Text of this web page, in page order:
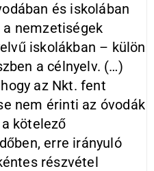
és iskolában
a nemzetiségek
iskolákban – külön
a célnyelv. (…)
az Nkt. fent
nem érinti az óvodák
kötelező
erre irányuló
részvétel